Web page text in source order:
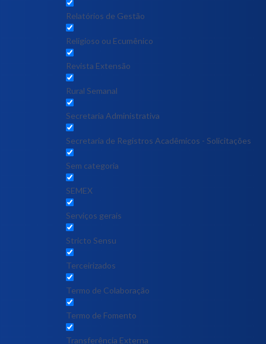
Relatórios de Gestão
Religioso ou Ecumênico
Revista Extensão
Rural Semanal
Secretaria Administrativa
Secretaria de Registros Acadêmicos - Solicitações
Sem categoria
SEMEX
Serviços gerais
Stricto Sensu
Terceirizados
Termo de Colaboração
Termo de Fomento
Transferência Externa